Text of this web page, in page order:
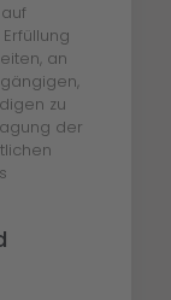
an
zu
der